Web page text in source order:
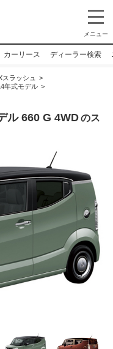
メニュー
カーリース ディーラー検索
スラッシュ
年式モデル
ル 660 G 4WDのス